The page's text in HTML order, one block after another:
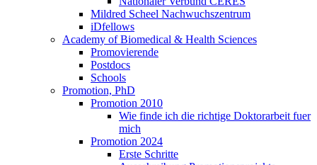
Mildred Scheel Nachwuchszentrum
iDfellows
Academy of Biomedical & Health Sciences
Promovierende
Postdocs
Schools
Promotion, PhD
Promotion 2010
Wie finde ich die richtige Doktorarbeit fuer
mich
Promotion 2024
Erste Schritte